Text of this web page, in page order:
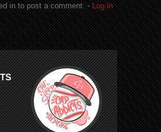
in to post a comment. -Log in